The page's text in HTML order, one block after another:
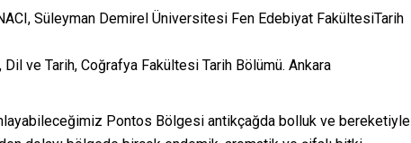
Süleyman Demirel Üniversitesi Fen Edebiyat FakültesiTarih
ve Tarih, Coğrafya Fakültesi Tarih Bölümü. Ankara
Pontos Bölgesi antikçağda bolluk ve bereketiyle